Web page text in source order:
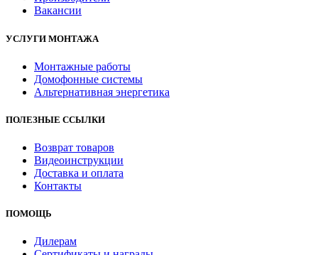
Вакансии
УСЛУГИ МОНТАЖА
Монтажные работы
Домофонные системы
Альтернативная энергетика
ПОЛЕЗНЫЕ ССЫЛКИ
Возврат товаров
Видеоинструкции
Доставка и оплата
Контакты
ПОМОЩЬ
Дилерам